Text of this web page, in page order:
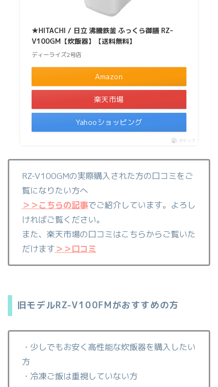
★HITACHI / 日立 沸騰鉄釜 ふっくら御膳 RZ-
V100GM【炊飯器】【送料無料】
ディーライズ2号店
Amazon
楽天市場
Yahooショッピング
ポチップ
RZ-V100GMの実際購入された方の口コミをご
覧になりたい方へ
＞＞こちらの記事でご紹介しています。よろし
ければご覧ください。
また、楽天市場の口コミはこちらからご覧いた
だけます＞＞口コミ
旧モデルRZ-V100FMがおすすめの方
・少しでもお安く高性能な炊飯器を購入したい
方
・冷凍ご飯は重視していない方